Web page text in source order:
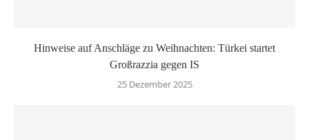
Hinweise auf Anschläge zu Weihnachten: Türkei startet
Großrazzia gegen IS
25 Dezember 2025